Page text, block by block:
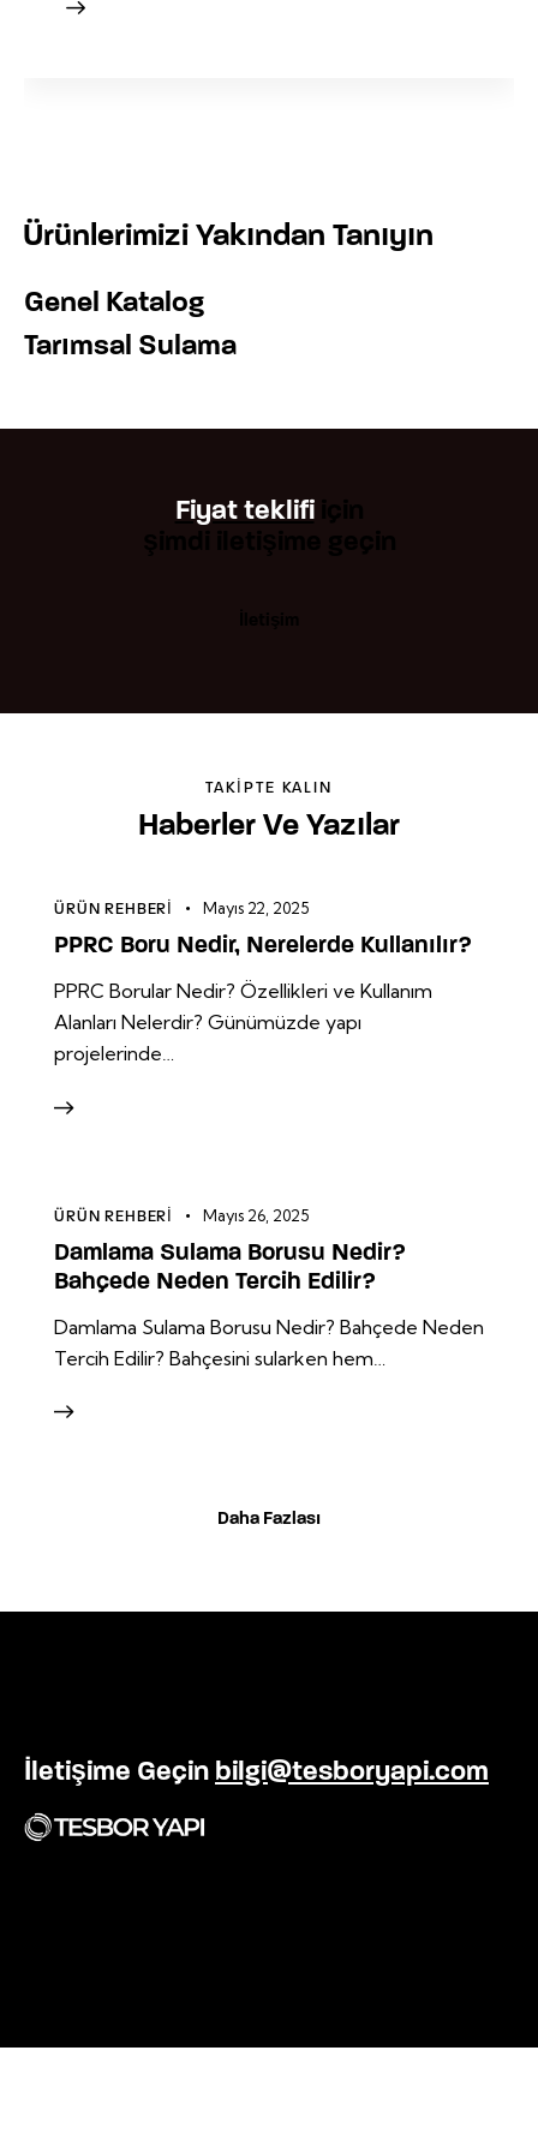
talepleriniz için bizimle
talepleriniz için bizimle
Ürünlerimizi Yakından Tanıyın
Genel Katalog
Tarımsal Sulama
Fiyat teklifiiçin
TAKIPTE KALIN
Haberler Ve Yazılar
ÜRÜN REHBERI Mayıs 22, 2025
PPRC Boru Nedir, Nerelerde Kullanılır?
PPRC Borular Nedir? Özellikleri ve Kullanım
Alanları Nelerdir? Günümüzde yapı
projelerinde…
ÜRÜN REHBERI Mayıs 26, 2025
Damlama Sulama Borusu Nedir?
Bahçede Neden Tercih Edilir?
Damlama Sulama Borusu Nedir? Bahçede Neden
Tercih Edilir? Bahçesini sularken hem…
Daha Fazlası
İletişime Geçin bilgi@tesboryapi.com